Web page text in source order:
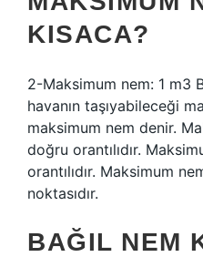
KISACA?
2-Maksimum nem: 1 m3
havanın taşıyabileceği
maksimum nem denir.
doğru orantılıdır.
orantılıdır. Maksimum
noktasıdır.
BAĞIL NEM